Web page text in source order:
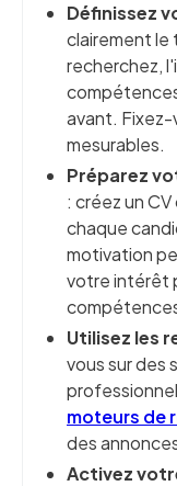
Définissez
clairement le
recherchez,
avant.
mesurables.
Préparez
: créez un
chaque
motivation
votre intérêt
Utilisez les
vous sur des
moteurs de
des
Activez